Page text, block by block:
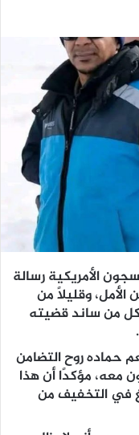
الأمريكية رسالة
الأمل، وقليلًا من
من ساند قضيته
حماده روح التضامن
معه، مؤكدًا أن هذا
في التخفيف من